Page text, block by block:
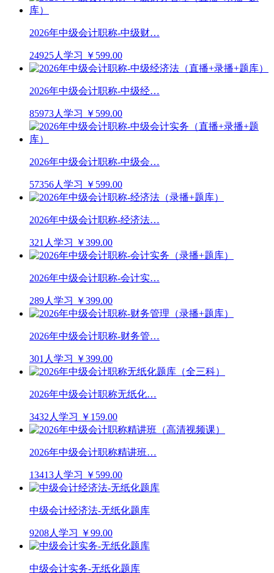
2026年中级会计职称-中级财…
24925人学习 ￥599.00
2026年中级会计职称-中级经…
85973人学习 ￥599.00
2026年中级会计职称-中级会…
57356人学习 ￥599.00
2026年中级会计职称-经济法…
321人学习 ￥399.00
2026年中级会计职称-会计实…
289人学习 ￥399.00
2026年中级会计职称-财务管…
301人学习 ￥399.00
2026年中级会计职称无纸化…
3432人学习 ￥159.00
2026年中级会计职称精讲班…
13413人学习 ￥599.00
中级会计经济法-无纸化题库
9208人学习 ￥99.00
中级会计实务-无纸化题库